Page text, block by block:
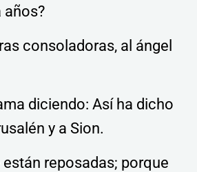
años?
consoladoras, al ángel
diciendo: Así ha dicho
y a Sion.
reposadas; porque